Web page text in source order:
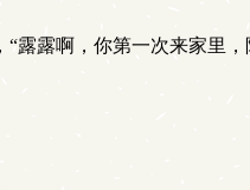
露露啊，你第一次来家里